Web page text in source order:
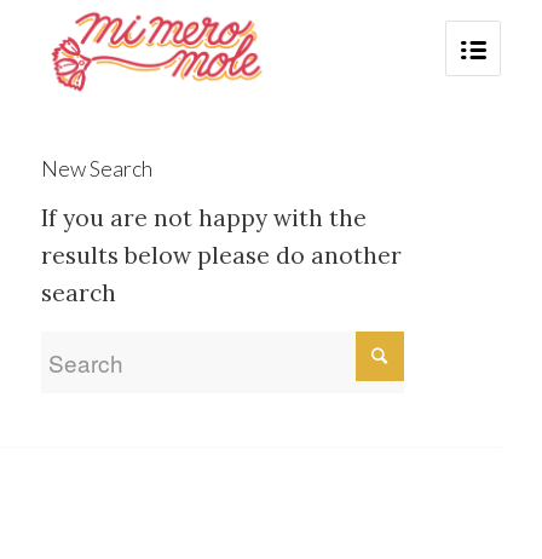
New Search
If you are not happy with the
results below please do another
search